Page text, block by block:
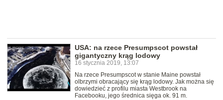
USA: na rzece Presumpscot powstał
gigantyczny krąg lodowy
16 stycznia 2019, 13:07
Na rzece Presumpscot w stanie Maine powstał
olbrzymi obracający się krąg lodowy. Jak można się
dowiedzieć z profilu miasta Westbrook na
Facebooku, jego średnica sięga ok. 91 m.